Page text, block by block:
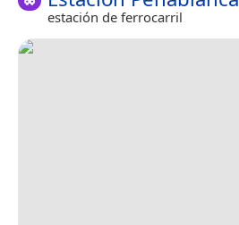
estación de ferrocarril